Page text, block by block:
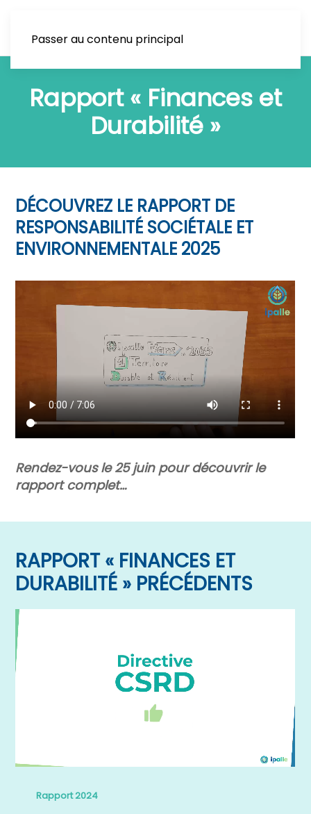
Passer au contenu principal
Rapport « Finances et
Durabilité »
DÉCOUVREZ LE RAPPORT DE
RESPONSABILITÉ SOCIÉTALE ET
ENVIRONNEMENTALE 2025
Rendez-vous le 25 juin pour découvrir le
rapport complet…
RAPPORT « FINANCES ET
DURABILITÉ » PRÉCÉDENTS
Rapport 2024